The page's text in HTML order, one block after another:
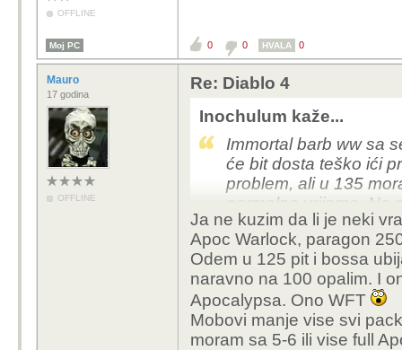
OFFLINE
Moj PC 0 0 HVALA 0
Mauro
17 godina
OFFLINE
Re: Diablo 4
Inochulum kaže...
Immortal barb ww sa
će bit dosta teško ići
problem, ali u 135
normalno vrijeme.
valjda kada je procalo
pit.Eventualno ići sa
sirovina tenkaš 200
Ja ne kuzim da li je neki
Apoc Warlock, paragon
Odem u 125 pit i bossa
naravno na 100 opalim. I
Apocalypsa. Ono WFT
Mobovi manje vise svi
moram sa 5-6 ili vise full